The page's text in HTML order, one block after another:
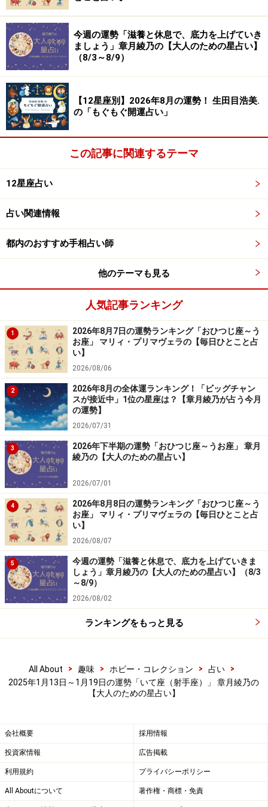
今週の運勢「滋養と休息で、底力を上げていき
ましょう」章月綾乃の【大人のための星占い】
（8/3～8/9）
【12星座別】2026年8月の運勢！ 生田目浩美.
の「もぐもぐ開運占い」
この記事に関連するテーマ
12星座占い
占い関連情報
都内のおすすめ手相占い師
他のテーマも見る
人気記事ランキング
1
2026年8月7日の運勢ランキング「おひつじ座～う
お座」 マリィ・プリマヴェラの【毎日ひとこと占
い】
2026/08/06
2
2026年8月の全体運ランキング！「ビッグチャン
スが接近中」1位の星座は？【章月綾乃が占う今月
の運勢】
2026/07/31
3
2026年下半期の運勢「おひつじ座～うお座」 章月
綾乃の【大人のための星占い】
2026/07/01
4
2026年8月8日の運勢ランキング「おひつじ座～う
お座」 マリィ・プリマヴェラの【毎日ひとこと占
い】
2026/08/07
5
今週の運勢「滋養と休息で、底力を上げていきま
しょう」章月綾乃の【大人のための星占い】（8/3
～8/9）
2026/08/02
ランキングをもっと見る
All About > 趣味 > ホビー・コレクション > 占い
>
2025年1月13日～1月19日の運勢「いて座（射手座）」 章月綾乃の
【大人のための星占い】
会社概要 採用情報
投資家情報 広告掲載
利用規約 プライバシーポリシー
All Aboutについて 著作権・商標・免責